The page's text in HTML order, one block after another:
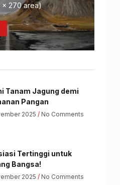
x 270 area)
Tanam Jagung demi
Pangan
2025 No Comments
Tertinggi untuk
Bangsa!
2025 No Comments